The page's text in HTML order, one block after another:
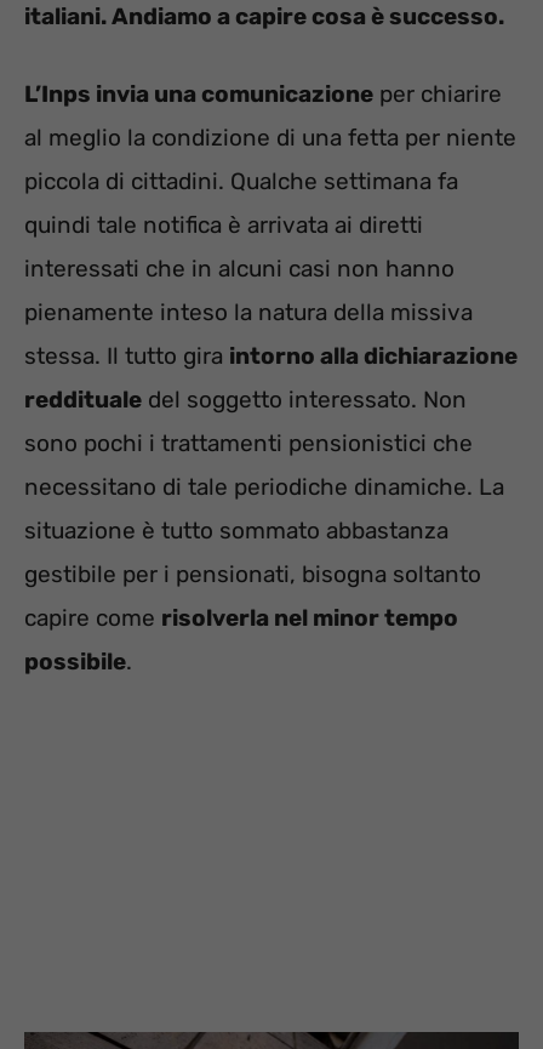
italiani. Andiamo a capire cosa è successo.
L’Inps invia una comunicazione per chiarire
al meglio la condizione di una fetta per niente
piccola di cittadini. Qualche settimana fa
quindi tale notifica è arrivata ai diretti
interessati che in alcuni casi non hanno
pienamente inteso la natura della missiva
stessa. Il tutto gira intorno alla dichiarazione
reddituale del soggetto interessato. Non
sono pochi i trattamenti pensionistici che
necessitano di tale periodiche dinamiche. La
situazione è tutto sommato abbastanza
gestibile per i pensionati, bisogna soltanto
capire come risolverla nel minor tempo
possibile.